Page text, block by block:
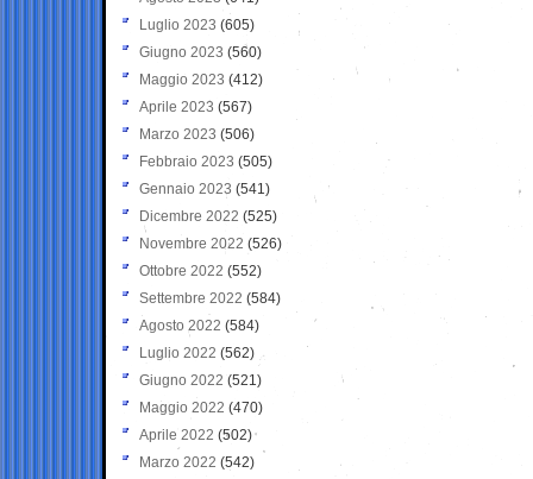
Luglio 2023 (605)
Giugno 2023 (560)
Maggio 2023 (412)
Aprile 2023 (567)
Marzo 2023 (506)
Febbraio 2023 (505)
Gennaio 2023 (541)
Dicembre 2022 (525)
Novembre 2022 (526)
Ottobre 2022 (552)
Settembre 2022 (584)
Agosto 2022 (584)
Luglio 2022 (562)
Giugno 2022 (521)
Maggio 2022 (470)
Aprile 2022 (502)
Marzo 2022 (542)